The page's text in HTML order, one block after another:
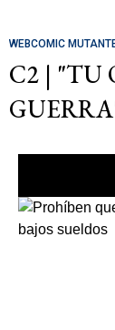
WEBCOMIC
C2 | "TU